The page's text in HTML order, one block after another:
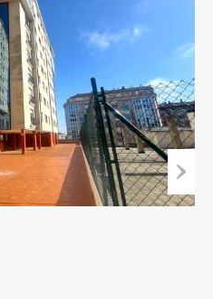
Next